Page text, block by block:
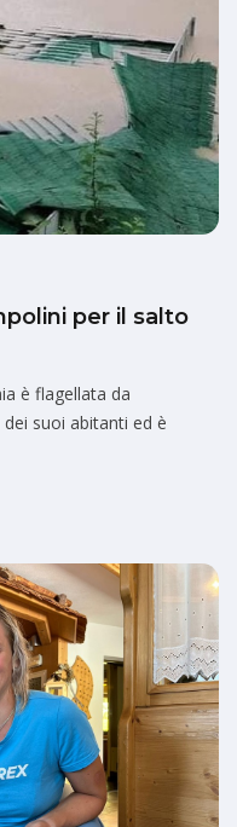
per il salto
è flagellata da
suoi abitanti ed è